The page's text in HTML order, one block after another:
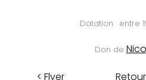
Datation : entre
Don de
< Flyer